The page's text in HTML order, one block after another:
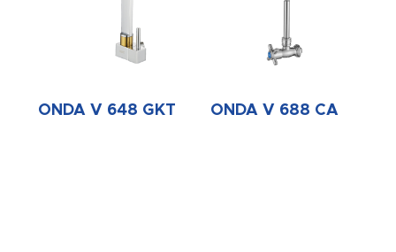
ONDA V 648 GKT ONDA V 688 CA